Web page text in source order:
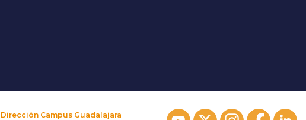
Dirección Campus Guadalajara